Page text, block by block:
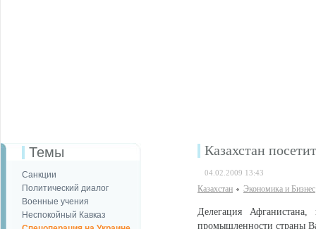
Темы
Санкции
Политический диалог
Военные учения
Неспокойный Кавказ
Казахстан
04.02.2009 13:43
Казахстан Экономика и Бизнес
Делегация
промышленности страны